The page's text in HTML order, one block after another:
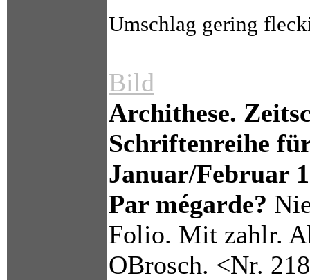
Umschlag gering
Bild
Archithese.
Schriftenreihe
Januar/Februar
Par mégarde?
Folio. Mit zahlr.
OBrosch. <Nr.